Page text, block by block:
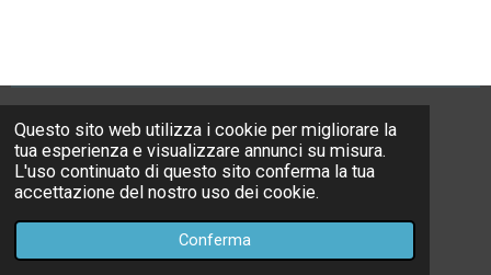
Questo sito web utilizza i cookie per migliorare la
tua esperienza e visualizzare annunci su misura.
L'uso continuato di questo sito conferma la tua
accettazione del nostro uso dei cookie.
Conferma
F
a
c
e
b
o
I
n
s
t
a
r
W
h
a
t
s
p
email:info@michelefurci.com